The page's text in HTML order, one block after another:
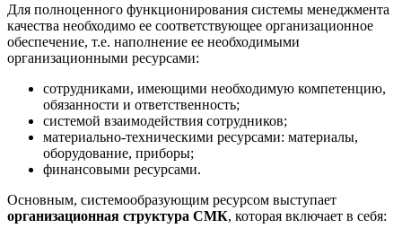
Для полноценного функционирования системы менеджмента
качества необходимо ее соответствующее организационное
обеспечение, т.е. наполнение ее необходимыми
организационными ресурсами:
сотрудниками, имеющими необходимую компетенцию,
обязанности и ответственность;
системой взаимодействия сотрудников;
материально-техническими ресурсами: материалы,
оборудование, приборы;
финансовыми ресурсами.
Основным, системообразующим ресурсом выступает
организационная структура СМК, которая включает в себя: